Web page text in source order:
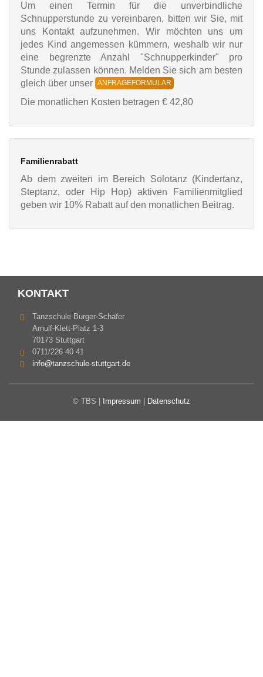
Um einen Termin für die unverbindliche
Schnupperstunde zu vereinbaren, bitten wir Sie, mit
uns Kontakt aufzunehmen. Wir möchten uns um
jedes Kind angemessen kümmern, weshalb wir nur
eine begrenzte Anzahl "Schnupperkinder" pro
Stunde zulassen können. Melden Sie sich am besten
gleich über unser ANFRAGEFORMULAR
Die monatlichen Kosten betragen € 42,80
Familienrabatt
Ab dem zweiten im Bereich Solotanz (Kindertanz,
Steptanz, oder Hip Hop) aktiven Familienmitglied
geben wir 10% Rabatt auf den monatlichen Beitrag.
KONTAKT
Tanzschule Burger-Schäfer
Arnulf-Klett-Platz 1-3
70173 Stuttgart
0711/226 40 41
info@tanzschule-stuttgart.de
© TBS | Impressum Datenschutz